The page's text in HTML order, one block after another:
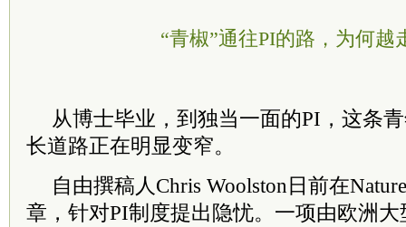
“青椒”通往PI的路，为何越
从博士毕业，到独当一面的PI，这条
长道路正在明显变窄。
自由撰稿人Chris Woolston日前在
章，针对PI制度提出隐忧。一项由欧洲